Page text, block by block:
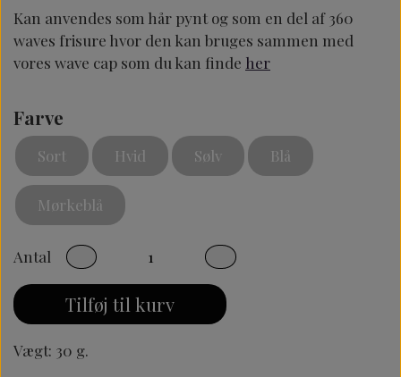
Kan anvendes som hår pynt og som en del af 360
waves frisure hvor den kan bruges sammen med
vores wave cap som du kan finde her
Farve
Sort Hvid Sølv Blå
Mørkeblå
Antal
Tilføj til kurv
Vægt: 30 g.